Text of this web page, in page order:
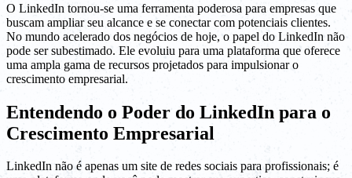
O LinkedIn tornou-se uma ferramenta poderosa para empresas que
buscam ampliar seu alcance e se conectar com potenciais clientes.
No mundo acelerado dos negócios de hoje, o papel do LinkedIn não
pode ser subestimado. Ele evoluiu para uma plataforma que oferece
uma ampla gama de recursos projetados para impulsionar o
crescimento empresarial.
Entendendo o Poder do LinkedIn para o
Crescimento Empresarial
LinkedIn não é apenas um site de redes sociais para profissionais; é